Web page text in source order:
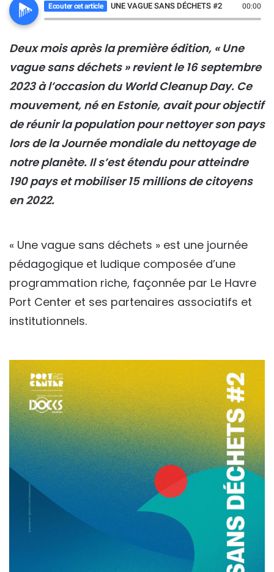
Ecouter cet article UNE VAGUE SANS DÉCHETS #2 00:00
Deux mois après la première édition, « Une
vague sans déchets » revient le 16 septembre
2023 à l’occasion du World Cleanup Day. Ce
mouvement, né en Estonie, avait pour objectif
de réunir la population pour nettoyer son pays
lors de la Journée mondiale du nettoyage de
notre planète. Il s’est étendu pour atteindre
190 pays et mobiliser 15 millions de citoyens
en 2022.
« Une vague sans déchets » est une journée
pédagogique et ludique composée d’une
programmation riche, façonnée par Le Havre
Port Center et ses partenaires associatifs et
institutionnels.